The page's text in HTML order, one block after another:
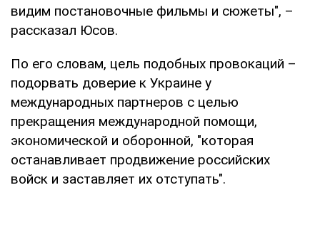
видим постановочные фильмы и сюжеты", –
рассказал Юсов.
По его словам, цель подобных провокаций –
подорвать доверие к Украине у
международных партнеров с целью
прекращения международной помощи,
экономической и оборонной, "которая
останавливает продвижение российских
войск и заставляет их отступать".